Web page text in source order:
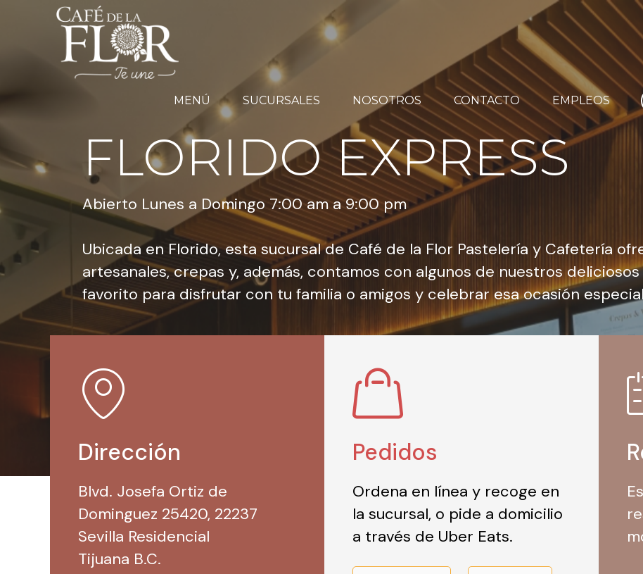
MENÚ SUCURSALES NOSOTROS CONTACTO EMPLEOS
FLORIDO EXPRESS
Abierto Lunes a Domingo 7:00 am a 9:00 pm
Ubicada en Florido, esta sucursal de Café de la Flor Pastelería y Cafetería
artesanales, crepas y, además, contamos con algunos de nuestros
favorito para disfrutar con tu familia o amigos y celebrar esa ocasión
Dirección
Blvd. Josefa Ortiz de
Dominguez 25420, 22237
Sevilla Residencial
Tijuana B.C.
Pedidos
Ordena en línea y recoge en
la sucursal, o pide a domicilio
a través de Uber Eats.